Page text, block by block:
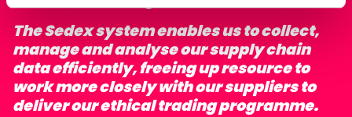
The Sedex system enables us to collect,
manage and analyse our supply chain
data efficiently, freeing up resource to
work more closely with our suppliers to
deliver our ethical trading programme.